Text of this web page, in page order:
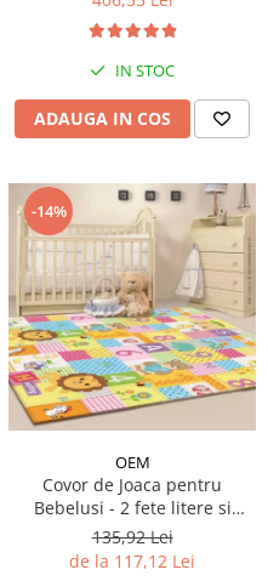
IN STOC
ADAUGA IN COS
-14%
OEM
Covor de Joaca pentru
Bebelusi - 2 fete litere si
cifre/maimutici
135,92 Lei
de la 117,12 Lei